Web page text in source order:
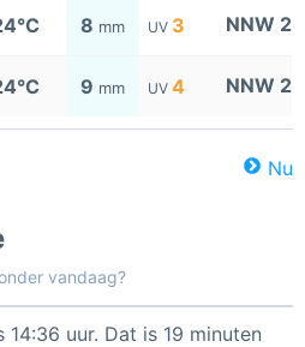
8 mm UV 3 NNW 2
9 mm UV 4 NNW 2
Nu
vandaag?
uur. Dat is 19 minuten